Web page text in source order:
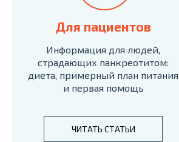
Для пациентов
Информация для людей,
страдающих панкреотитом:
диета, примерный план питания
и первая помощь
ЧИТАТЬ СТАТЬИ